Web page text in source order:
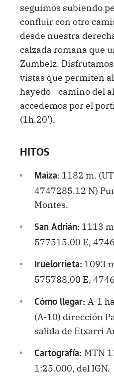
seguimos subiendo
confluir con otro
desde nuestra
calzada romana que
Zumbelz.
vistas que permiten
hayedo– camino del
accedemos por el
(1h.20’).
HITOS
Maiza: 1182 m.
4747285.12 N)
Montes.
San Adrián: 1113
577515.00 E,
Iruelorrieta: 1093
575788.00 E,
Cómo llegar: A-1
(A-10) dirección
salida de Etxarri
Cartografía: MTN
1:25.000, del IGN.